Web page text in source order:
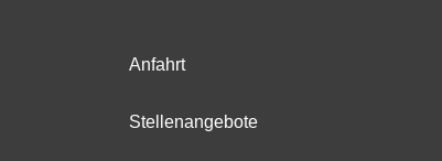
Anfahrt
Stellenangebote